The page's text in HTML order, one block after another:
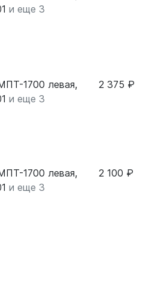
и еще 3
1700 левая,
и еще 3
2 375 ₽
1700 левая,
и еще 3
2 100 ₽